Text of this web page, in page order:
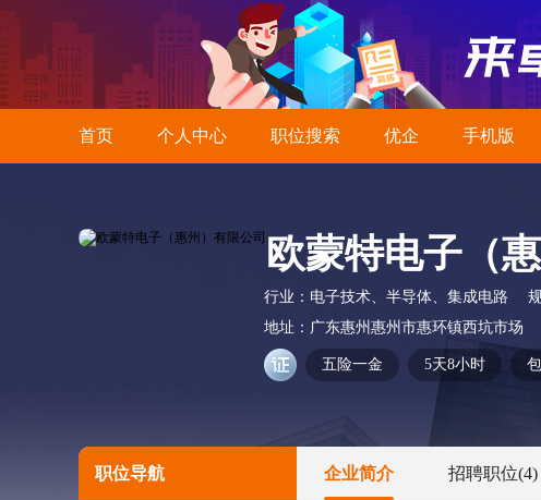
首页 个人中心 职位搜索 优企 手机版
欧蒙特电子（
行业： 电子技术、半导体、集成电路
地址： 广东惠州惠州市惠环镇西坑市场
五险一金 5天8小时
职位导航 企业简介 招聘职位(4)